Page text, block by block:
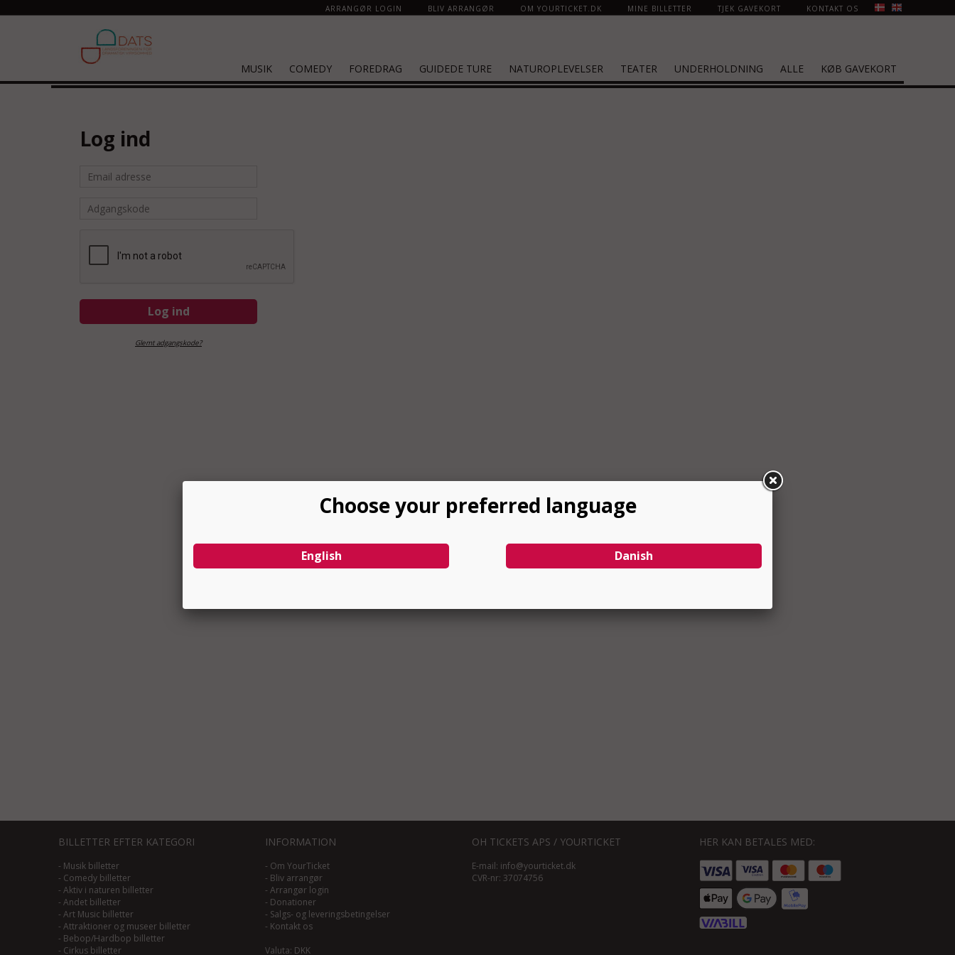
ARRANGØR LOGIN BLIV ARRANGØR OM YOURTICKET.DK MINE BILLETTER TJEK GAVEKORT KONTAKT OS
MUSIK COMEDY FOREDRAG GUIDEDE TURE NATUROPLEVELSER TEATER UNDERHOLDNING ALLE KØB GAVEKORT
Log ind
Glemt adgangskode?
BILLETTER EFTER KATEGORI
- Musik billetter
- Comedy billetter
- Aktiv i naturen billetter
- Andet billetter
- Art Music billetter
- Attraktioner og museer billetter
- Bebop/Hardbop billetter
- Cirkus billetter
INFORMATION
- Om YourTicket
- Bliv arrangør
- Arrangør login
- Donationer
- Salgs- og leveringsbetingelser
- Kontakt os
Valuta: DKK
OH TICKETS APS / YOURTICKET
E-mail: info@yourticket.dk
CVR-nr: 37074756
HER KAN BETALES MED: